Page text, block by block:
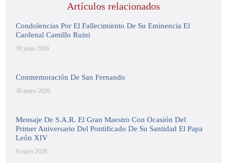
Artículos relacionados
Condolencias Por El Fallecimiento De Su Eminencia El
Cardenal Camillo Ruini
18 junio 2026
Conmemoración De San Fernando
30 mayo 2026
Mensaje De S.A.R. El Gran Maestro Con Ocasión Del
Primer Aniversario Del Pontificado De Su Santidad El Papa
León XIV
9 mayo 2026